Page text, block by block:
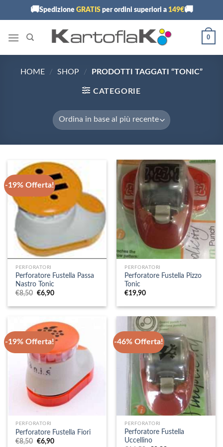
🚚Spedizione GRATISper ordini superiori a 149€🚚
0
HOME / SHOP / PRODOTTI TAGGATI “TONIC”
CATEGORIE
-19% Offerta!
PERFORATORI
Perforatore Fustella Passa
Nastro Tonic
€8,50 Il
originale
€6,90Il
attuale
PERFORATORI
Perforatore Fustella Pizzo
Tonic
€19,90
-19% Offerta!
PERFORATORI
Perforatore Fustella Fiori
€8,50 Il
€6,90Il
-46% Offerta!
PERFORATORI
Perforatore Fustella
Uccellino